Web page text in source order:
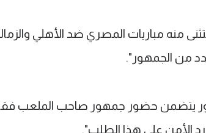
منه مباريات المصري ضد الأهلي
من الجمهور".
يتضمن حضور جمهور صاحب الملعب
الأمن على هذا الطلب".